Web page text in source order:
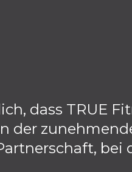
dass TRUE
der
bei